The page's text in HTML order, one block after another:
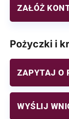
ZAŁÓŻ
Pożyczki i
ZAPYTAJ O
WYŚLIJ